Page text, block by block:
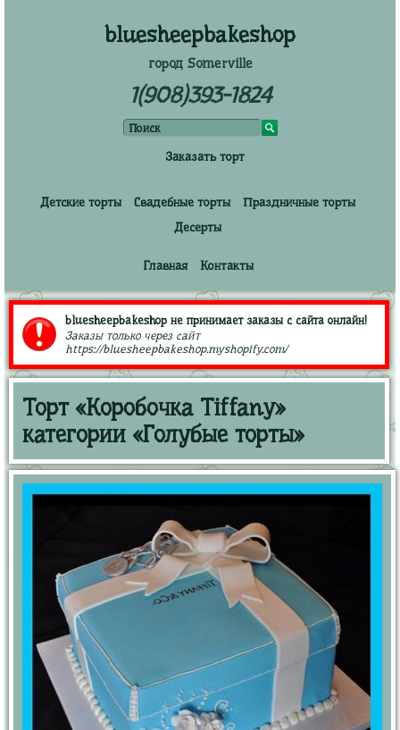
bluesheepbakeshop
город Somerville
1(908)393-1824
Заказать торт
Детские торты Свадебные торты
Праздничные торты
Десерты
Главная Контакты
bluesheepbakeshop не принимает заказы с сайта онлайн!
Заказы только через сайт
https://bluesheepbakeshop.myshopify.com/
Торт «Коробочка Tiffany»
категории «Голубые торты»